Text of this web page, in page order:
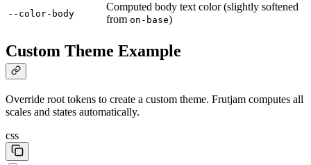
--color-body
Computed body text color (slightly softened
from on-base)
Custom Theme Example
Override root tokens to create a custom theme. Frutjam computes all
scales and states automatically.
css